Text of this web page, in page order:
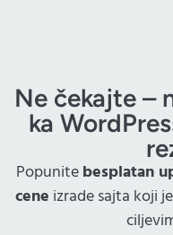
Ne čekajte –
ka
Popunitebesplatan
cene izrade sajta koji